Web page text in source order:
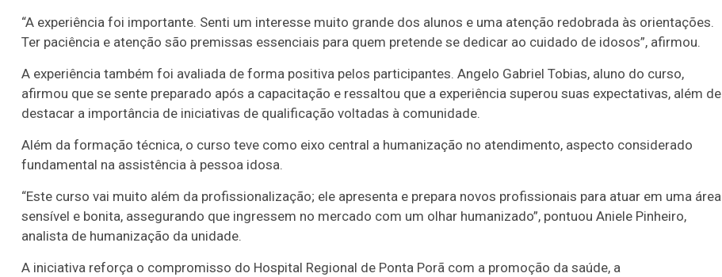
“A experiência foi importante. Senti um interesse muito grande dos alunos e uma atenção redobrada às orientações.
Ter paciência e atenção são premissas essenciais para quem pretende se dedicar ao cuidado de idosos”, afirmou.
A experiência também foi avaliada de forma positiva pelos participantes. Angelo Gabriel Tobias, aluno do curso,
afirmou que se sente preparado após a capacitação e ressaltou que a experiência superou suas expectativas, além de
destacar a importância de iniciativas de qualificação voltadas à comunidade.
Além da formação técnica, o curso teve como eixo central a humanização no atendimento, aspecto considerado
fundamental na assistência à pessoa idosa.
“Este curso vai muito além da profissionalização; ele apresenta e prepara novos profissionais para atuar em uma área
sensível e bonita, assegurando que ingressem no mercado com um olhar humanizado”, pontuou Aniele Pinheiro,
analista de humanização da unidade.
A iniciativa reforça o compromisso do Hospital Regional de Ponta Porã com a promoção da saúde, a